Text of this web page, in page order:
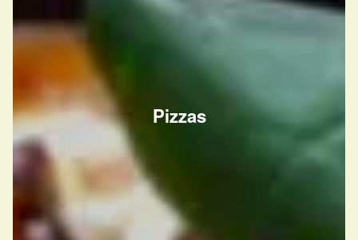
Pizzas